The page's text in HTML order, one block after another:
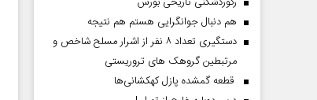
هم دنبال جوانگرایی هستم هم نتیجه
دستگیری تعداد ۸ نفر از اشرار مسلح شاخص و
مرتبطین گروهک های تروریستی
قطعه گمشده پازل کهکشانی‌ها